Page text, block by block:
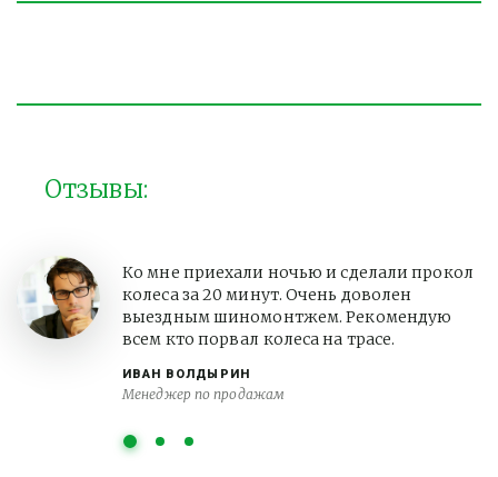
Отзывы:
ИВАН ВОЛДЫРИН
Менеджер по продажам
Ко мне приехали ночью и сделали прокол
колеса за 20 минут. Очень доволен
выездным шиномонтжем. Рекомендую
всем кто порвал колеса на трасе.